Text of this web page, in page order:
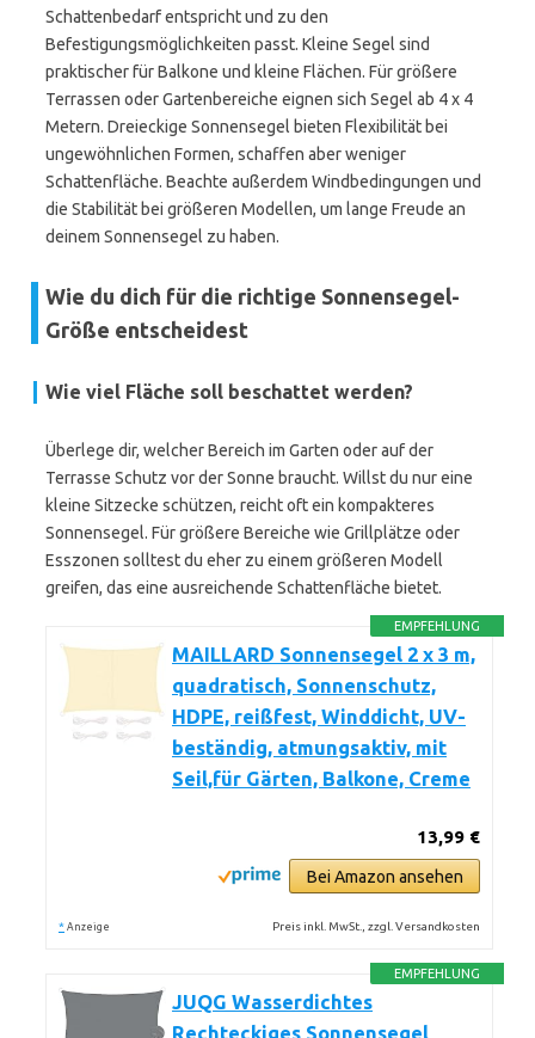
Schattenbedarf entspricht und zu den
Befestigungsmöglichkeiten passt. Kleine Segel sind
praktischer für Balkone und kleine Flächen. Für größere
Terrassen oder Gartenbereiche eignen sich Segel ab 4 x 4
Metern. Dreieckige Sonnensegel bieten Flexibilität bei
ungewöhnlichen Formen, schaffen aber weniger
Schattenfläche. Beachte außerdem Windbedingungen und
die Stabilität bei größeren Modellen, um lange Freude an
deinem Sonnensegel zu haben.
Wie du dich für die richtige Sonnensegel-
Größe entscheidest
Wie viel Fläche soll beschattet werden?
Überlege dir, welcher Bereich im Garten oder auf der
Terrasse Schutz vor der Sonne braucht. Willst du nur eine
kleine Sitzecke schützen, reicht oft ein kompakteres
Sonnensegel. Für größere Bereiche wie Grillplätze oder
Esszonen solltest du eher zu einem größeren Modell
greifen, das eine ausreichende Schattenfläche bietet.
EMPFEHLUNG
MAILLARD Sonnensegel 2 x 3 m,
quadratisch, Sonnenschutz,
HDPE, reißfest, Winddicht, UV-
beständig, atmungsaktiv, mit
Seil,für Gärten, Balkone, Creme
13,99 €
Bei Amazon ansehen
* Anzeige Preis inkl. MwSt., zzgl. Versandkosten
EMPFEHLUNG
JUQG Wasserdichtes
Rechteckiges Sonnensegel